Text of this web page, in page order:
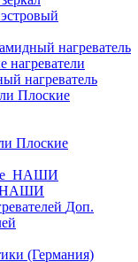
нагреватель
нагреватели
нагреватель
Плоские
Плоские
Доп.